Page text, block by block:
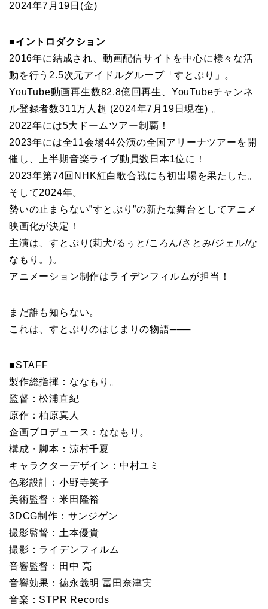
2024年7月19日(金)
■イントロダクション
2016年に結成され、動画配信サイトを中心に様々な活
動を行う2.5次元アイドルグループ「すとぷり」。
YouTube動画再生数82.8億回再生、YouTubeチャンネ
ル登録者数311万人超 (2024年7月19日現在) 。
2022年には5大ドームツアー制覇！
2023年には全11会場44公演の全国アリーナツアーを開
催し、上半期音楽ライブ動員数日本1位に！
2023年第74回NHK紅白歌合戦にも初出場を果たした。
そして2024年。
勢いの止まらない”すとぷり”の新たな舞台としてアニメ
映画化が決定！
主演は、すとぷり(莉犬/るぅと/ころん/さとみ/ジェル/な
なもり。)。
アニメーション制作はライデンフィルムが担当！
まだ誰も知らない。
これは、すとぷりのはじまりの物語───
■STAFF
製作総指揮：ななもり。
監督：松浦直紀
原作：柏原真人
企画プロデュース：ななもり。
構成・脚本：涼村千夏
キャラクターデザイン：中村ユミ
色彩設計：小野寺笑子
美術監督：米田隆裕
3DCG制作：サンジゲン
撮影監督：土本優貴
撮影：ライデンフィルム
音響監督：田中 亮
音響効果：徳永義明 冨田奈津実
音楽：STPR Records